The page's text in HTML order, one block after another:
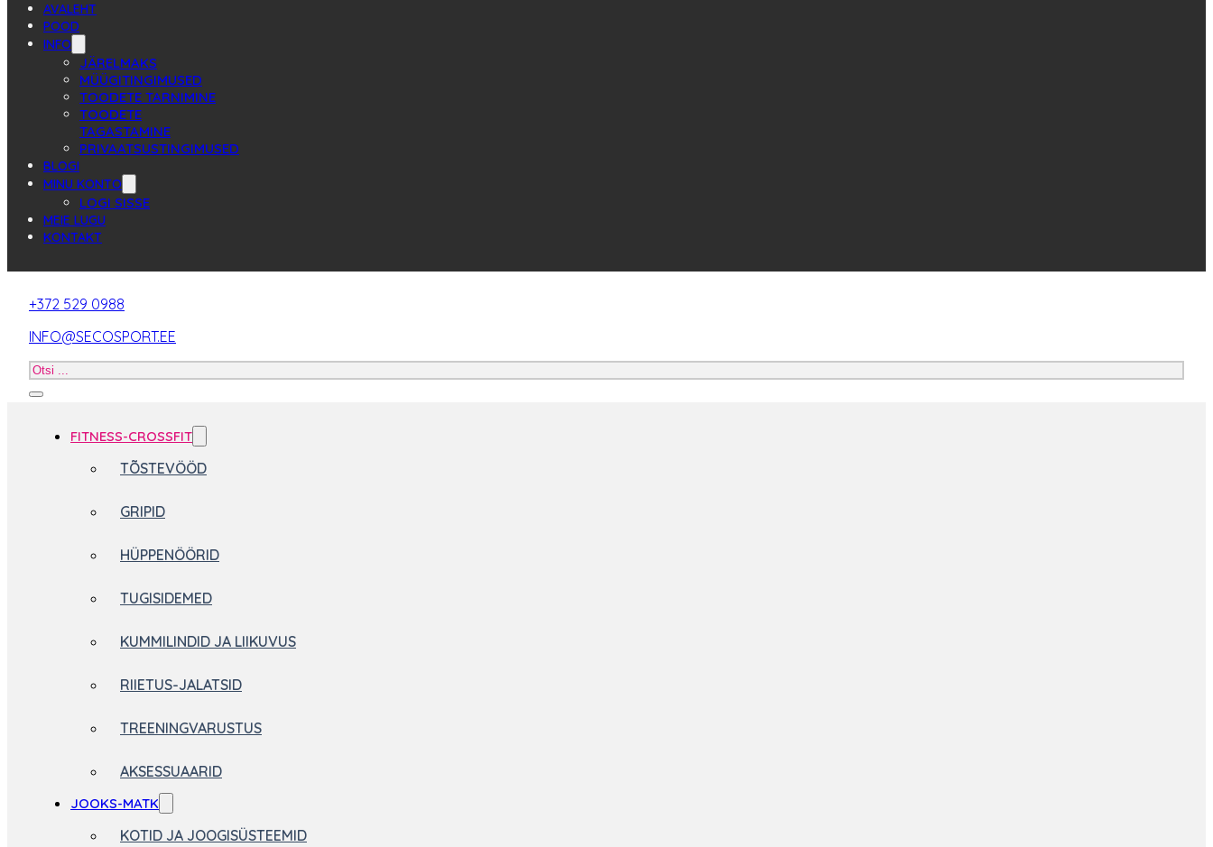
AVALEHT
POOD
INFO
JÄRELMAKS
MÜÜGITINGIMUSED
TOODETE TARNIMINE
TOODETE
TAGASTAMINE
PRIVAATSUSTINGIMUSED
BLOGI
MINU KONTO
LOGI SISSE
MEIE LUGU
KONTAKT
+372 529 0988
INFO@SECOSPORT.EE
Otsi
FITNESS-CROSSFIT
TÕSTEVÖÖD
GRIPID
HÜPPENÖÖRID
TUGISIDEMED
KUMMILINDID JA LIIKUVUS
RIIETUS-JALATSID
TREENINGVARUSTUS
AKSESSUAARID
JOOKS-MATK
KOTID JA JOOGISÜSTEEMID